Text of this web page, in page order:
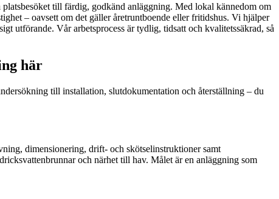
till färdig, godkänd anläggning. Med lokal kännedom om
– oavsett om det gäller åretruntboende eller fritidshus. Vi hjälper
utförande. Vår arbetsprocess är tydlig, tidsatt och kvalitetssäkrad, så
här
till installation, slutdokumentation och återställning – du
dimensionering, drift- och skötselinstruktioner samt
och närhet till hav. Målet är en anläggning som